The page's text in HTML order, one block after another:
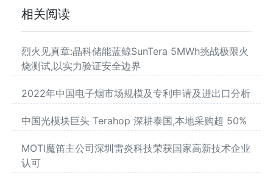
相关阅读
烈火见真章:晶科储能蓝鲸SunTera 5MWh挑战极限火
烧测试,以实力验证安全边界
2022年中国电子烟市场规模及专利申请及进出口分析
中国光模块巨头 Terahop 深耕泰国,本地采购超 50%
MOTI魔笛主公司深圳雷炎科技荣获国家高新技术企业
认可